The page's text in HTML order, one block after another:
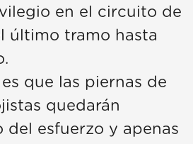
en el circuito de
último tramo hasta
que las piernas de
quedarán
del esfuerzo y apenas